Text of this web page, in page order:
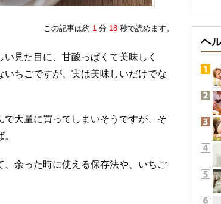
この記事は約 1 分 18 秒で読めます。
見た目に、甘酸っぱくて美味しく
ちごですが、実は美味しいだけでな
大量に買ってしまいそうですが、そ
余った時に使える保存法や、いちご
ヘ